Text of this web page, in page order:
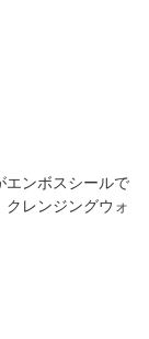
エンボスシールで
レンジングウォ